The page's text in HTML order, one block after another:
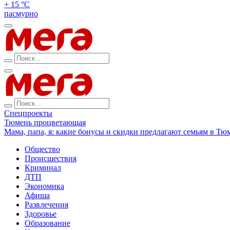
+ 15 °С
пасмурно
Спецпроекты
Тюмень процветающая
Мама, папа, я: какие бонусы и скидки предлагают семьям в
Общество
Происшествия
Криминал
ДТП
Экономика
Афиша
Развлечения
Здоровье
Образование